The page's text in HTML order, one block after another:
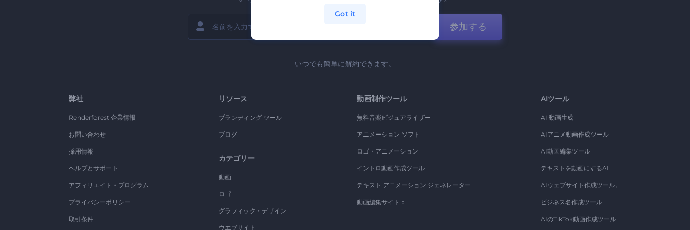
参加する
いつでも簡単に解約できます。
弊社
Renderforest 企業情報
お問い合わせ
採用情報
ヘルプとサポート
アフィリエイト・プログラム
プライバシーポリシー
取引条件
リソース
ブランディング ツール
ブログ
カテゴリー
動画
ロゴ
グラフィック・デザイン
ウエブサイト
動画制作ツール
無料音楽ビジュアライザー
アニメーション ソフト
ロゴ・アニメーション
イントロ動画作成ツール
テキスト アニメーション ジェネレーター
動画編集サイト：
AIツール
AI 動画生成
AIアニメ動画作成ツール
AI動画編集ツール
テキストを動画にするAI
AIウェブサイト作成ツール。
ビジネス名作成ツール
AIのTikTok動画作成ツール
Got it